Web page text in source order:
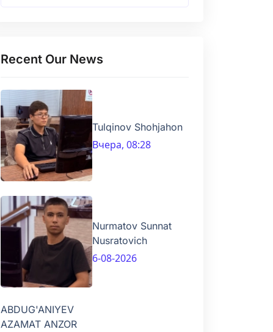
Recent Our News
Tulqinov Shohjahon
Вчера, 08:28
Nurmatov Sunnat
Nusratovich
6-08-2026
ABDUG'ANIYEV
AZAMAT ANZOR